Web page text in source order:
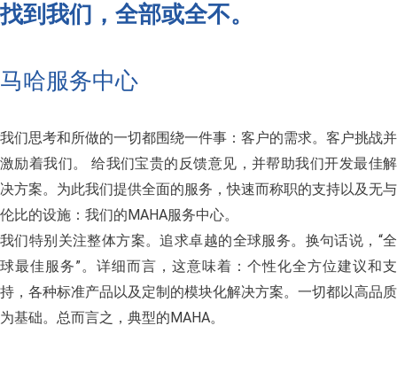
找到我们，全部或全不。
马哈服务中心
我们思考和所做的一切都围绕一件事：客户的需求。客户挑战并
激励着我们。 给我们宝贵的反馈意见，并帮助我们开发最佳解
决方案。为此我们提供全面的服务，快速而称职的支持以及无与
伦比的设施：我们的MAHA服务中心。
我们特别关注整体方案。追求卓越的全球服务。换句话说，“全
球最佳服务”。详细而言，这意味着：个性化全方位建议和支
持，各种标准产品以及定制的模块化解决方案。一切都以高品质
为基础。总而言之，典型的MAHA。